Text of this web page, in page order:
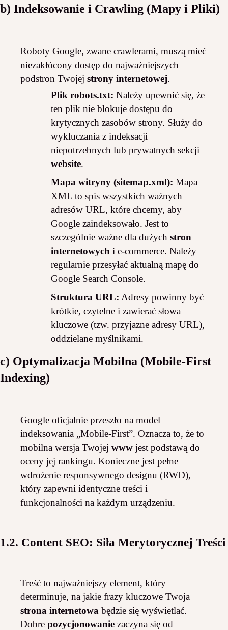
b) Indeksowanie i Crawling (Mapy i Pliki)
Roboty Google, zwane crawlerami, muszą mieć
niezakłócony dostęp do najważniejszych
podstron Twojej strony internetowej.
Plik robots.txt: Należy upewnić się, że
ten plik nie blokuje dostępu do
krytycznych zasobów strony. Służy do
wykluczania z indeksacji
niepotrzebnych lub prywatnych sekcji
website.
Mapa witryny (sitemap.xml): Mapa
XML to spis wszystkich ważnych
adresów URL, które chcemy, aby
Google zaindeksowało. Jest to
szczególnie ważne dla dużych stron
internetowych i e-commerce. Należy
regularnie przesyłać aktualną mapę do
Google Search Console.
Struktura URL: Adresy powinny być
krótkie, czytelne i zawierać słowa
kluczowe (tzw. przyjazne adresy URL),
oddzielane myślnikami.
c) Optymalizacja Mobilna (Mobile-First
Indexing)
Google oficjalnie przeszło na model
indeksowania „Mobile-First”. Oznacza to, że to
mobilna wersja Twojej www jest podstawą do
oceny jej rankingu. Konieczne jest pełne
wdrożenie responsywnego designu (RWD),
który zapewni identyczne treści i
funkcjonalności na każdym urządzeniu.
1.2. Content SEO: Siła Merytorycznej Treści
Treść to najważniejszy element, który
determinuje, na jakie frazy kluczowe Twoja
strona internetowa będzie się wyświetlać.
Dobre pozycjonowanie zaczyna się od